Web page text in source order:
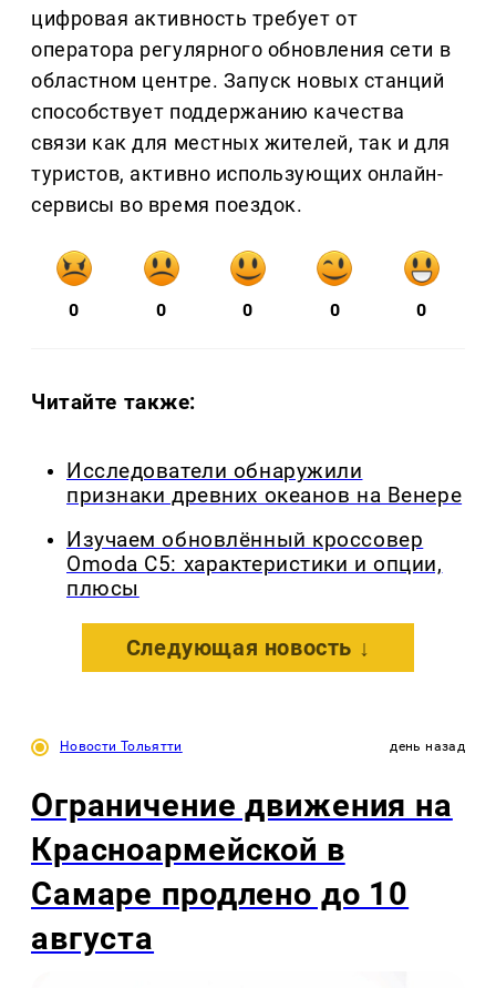
цифровая активность требует от
оператора регулярного обновления сети в
областном центре. Запуск новых станций
способствует поддержанию качества
связи как для местных жителей, так и для
туристов, активно использующих онлайн-
сервисы во время поездок.
0 0 0 0 0
Читайте также:
Исследователи обнаружили
признаки древних океанов на Венере
Изучаем обновлённый кроссовер
Omoda C5: характеристики и опции,
плюсы
Следующая новость ↓
Новости Тольятти день назад
Ограничение движения на
Красноармейской в
Самаре продлено до 10
августа